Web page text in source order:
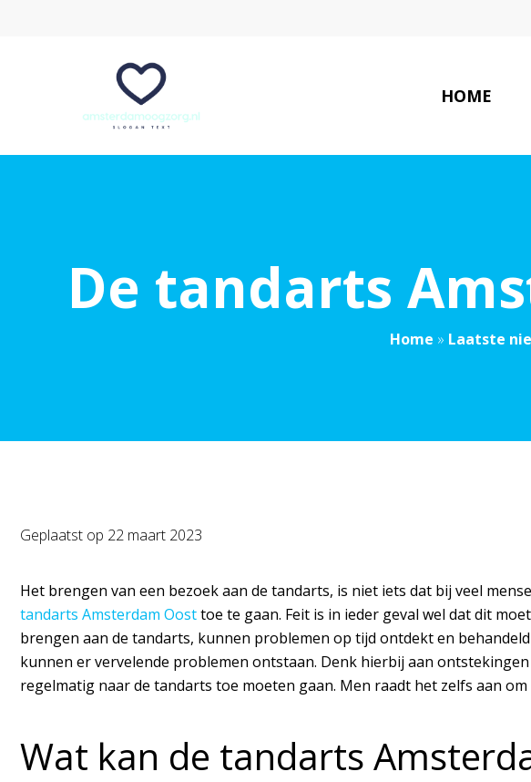
HOME
De tandarts
Home » Laatste
Geplaatst op 22 maart 2023
Het brengen van een bezoek aan de tandarts, is niet iets dat bij veel
tandarts Amsterdam Oosttoe te gaan. Feit is in ieder geval wel dat dit
brengen aan de tandarts, kunnen problemen op tijd ontdekt en
kunnen er vervelende problemen ontstaan. Denk hierbij aan
regelmatig naar de tandarts toe moeten gaan. Men raadt het zelfs aan
Wat kan de tandarts